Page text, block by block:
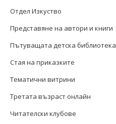
Отдел Изкуство
Представяне на автори и книги
Пътуващата детска библиотека
Стая на приказките
Тематични витрини
Третата възраст онлайн
Читателски клубове